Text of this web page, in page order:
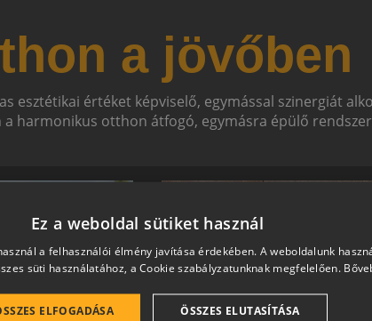
a jövőben
esztétikai értéket képviselő, egymással szinergiát
harmonikus otthon átfogó, egymásra épülő
Ez a weboldal sütiket használ
a felhasználói élmény javítása érdekében. A weboldalunk
süti használatához, a Cookie szabályzatunknak megfelelően.
ELFOGADÁSA ÖSSZES ELUTASÍTÁSA